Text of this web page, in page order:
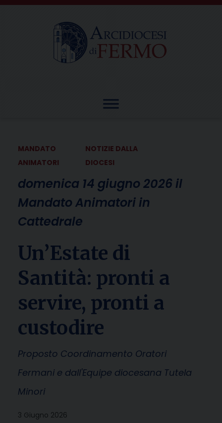
Skip
MANDATO
ANIMATORI
NOTIZIE DALLA
DIOCESI
domenica 14 giugno 2026 il
Mandato Animatori in
Cattedrale
Un’Estate di
Santità: pronti a
servire, pronti a
custodire
Proposto Coordinamento Oratori
Fermani e dall'Equipe diocesana Tutela
Minori
3 Giugno 2026